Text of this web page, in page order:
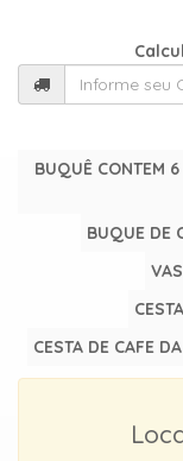
9889-
0464
ChatBUQUÊ CONTEM
BUQUE DE
CESTA DE CAFE